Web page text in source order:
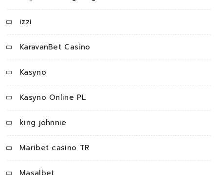
izzi
KaravanBet Casino
Kasyno
Kasyno Online PL
king johnnie
Maribet casino TR